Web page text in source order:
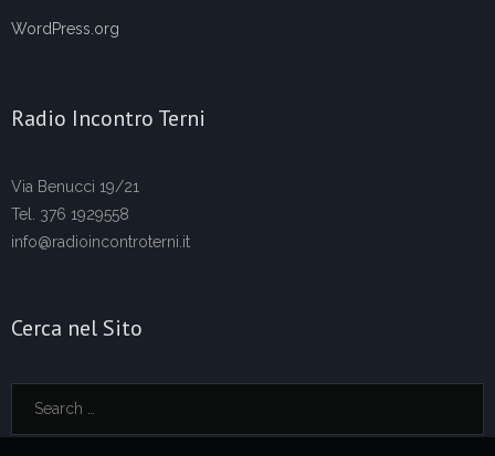
WordPress.org
Radio Incontro Terni
Via Benucci 19/21
Tel. 376 1929558
info@radioincontroterni.it
Cerca nel Sito